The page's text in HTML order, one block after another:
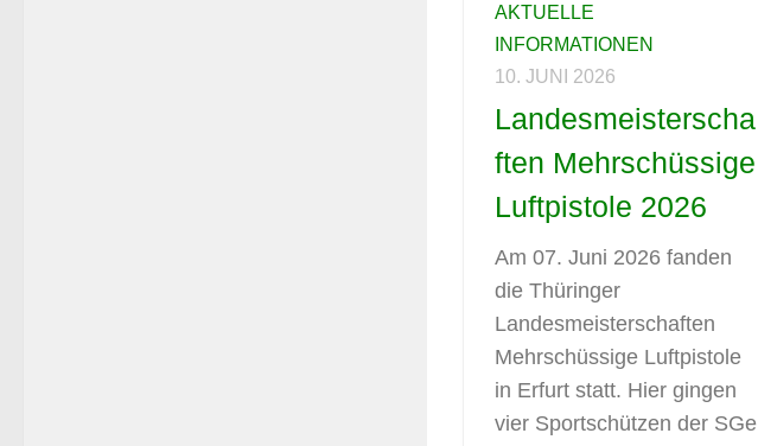
AKTUELLE
INFORMATIONEN
10. JUNI 2026
Landesmeisterscha
ften Mehrschüssige
Luftpistole 2026
Am 07. Juni 2026 fanden
die Thüringer
Landesmeisterschaften
Mehrschüssige Luftpistole
in Erfurt statt. Hier gingen
vier Sportschützen der SGe